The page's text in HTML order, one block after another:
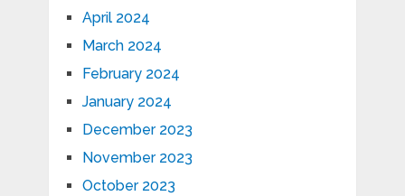
April 2024
March 2024
February 2024
January 2024
December 2023
November 2023
October 2023